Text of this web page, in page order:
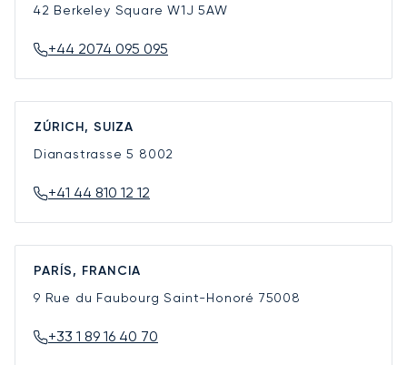
42 Berkeley SquareW1J 5AW
+44 2074 095 095
ZÚRICH, SUIZA
Dianastrasse 5 8002
+41 44 810 12 12
PARÍS, FRANCIA
9 Rue du Faubourg Saint-Honoré 75008
+33 1 89 16 40 70